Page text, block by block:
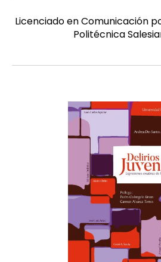
Masculino
Licenciado en Comunicación
Politécnica